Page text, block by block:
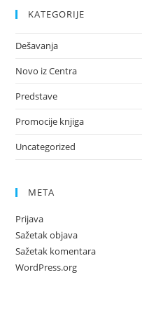
KATEGORIJE
Dešavanja
Novo iz Centra
Predstave
Promocije knjiga
Uncategorized
META
Prijava
Sažetak objava
Sažetak komentara
WordPress.org